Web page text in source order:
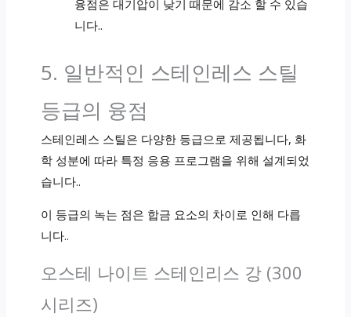
융점은 대기압이 낮기 때문에 감소 할 수 있습
니다..
5. 일반적인 스테인레스 스틸
등급의 융점
스테인레스 스틸은 다양한 등급으로 제공됩니다, 화
학 성분에 따라 특정 응용 프로그램을 위해 설계되었
습니다..
이 등급의 녹는 점은 합금 요소의 차이로 인해 다릅
니다..
오스테 나이트 스테인리스 강 (300
시리즈)